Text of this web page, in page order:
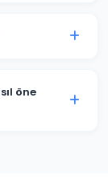
dahil
öne